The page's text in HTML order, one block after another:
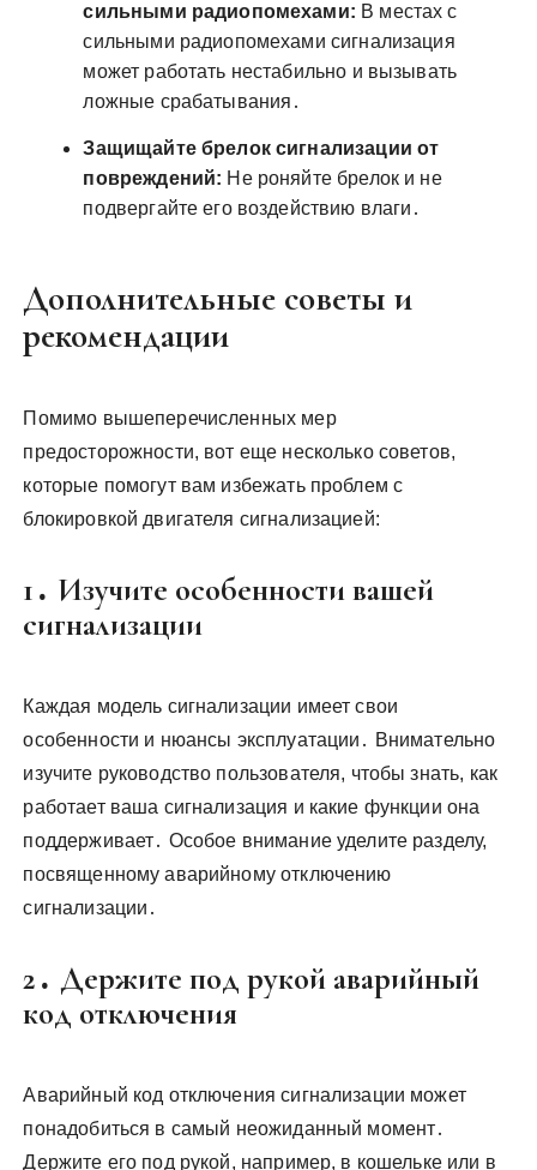
сильными радиопомехами: В местах с
сильными радиопомехами сигнализация
может работать нестабильно и вызывать
ложные срабатывания․
Защищайте брелок сигнализации от
повреждений: Не роняйте брелок и не
подвергайте его воздействию влаги․
Дополнительные советы и
рекомендации
Помимо вышеперечисленных мер
предосторожности, вот еще несколько советов,
которые помогут вам избежать проблем с
блокировкой двигателя сигнализацией:
1․ Изучите особенности вашей
сигнализации
Каждая модель сигнализации имеет свои
особенности и нюансы эксплуатации․ Внимательно
изучите руководство пользователя, чтобы знать, как
работает ваша сигнализация и какие функции она
поддерживает․ Особое внимание уделите разделу,
посвященному аварийному отключению
сигнализации․
2․ Держите под рукой аварийный
код отключения
Аварийный код отключения сигнализации может
понадобиться в самый неожиданный момент․
Держите его под рукой, например, в кошельке или в